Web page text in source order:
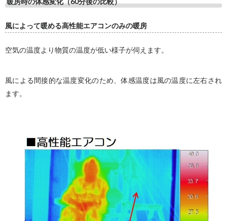
風によって暖める高性能エアコンのみの暖房
空気の温度より物質の温度が低い様子が伺えます。
風による間接的な温度変化のため、体感温度は風の温度に左右され
ます。